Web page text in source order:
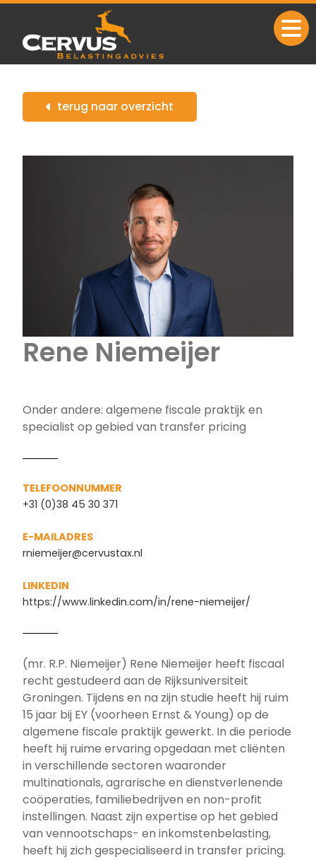
Ga naar de inhoudterug naar overzicht
Rene Niemeijer
Onder andere: algemene fiscale praktijk en
specialist op gebied van transfer pricing
TELEFOONNUMMER
+31 (0)38 45 30 371
E-MAILADRES
rniemeijer@cervustax.nl
LINKEDIN
https://www.linkedin.com/in/rene-niemeijer/
(mr. R.P. Niemeijer) Rene Niemeijer heeft fiscaal
recht gestudeerd aan de Rijksuniversiteit
Groningen. Tijdens en na zijn studie heeft hij ruim
15 jaar bij EY (voorheen Ernst & Young) op de
algemene fiscale praktijk gewerkt. In die periode
heeft hij ruime ervaring opgedaan met cliënten
in verschillende sectoren waaronder
multinationals, agrarische en dienstverlenende
coöperaties, familiebedrijven en non-profit
instellingen. Naast zijn expertise op het gebied
van vennootschaps- en inkomstenbelasting,
heeft hij zich gespecialiseerd in transfer pricing.